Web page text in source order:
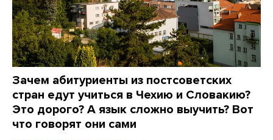
Зачем абитуриенты из постсоветских
стран едут учиться в Чехию и Словакию?
Это дорого? А язык сложно выучить? Вот
что говорят они сами